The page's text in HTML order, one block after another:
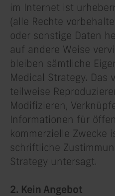
im Internet ist
(alle Rechte
oder sonstige Daten
auf andere Weise
bleiben sämtliche
Medical Strategy. Das
teilweise
Modifizieren,
Informationen für
kommerzielle Zwecke
schriftliche
Strategy untersagt.
2. Kein Angebot